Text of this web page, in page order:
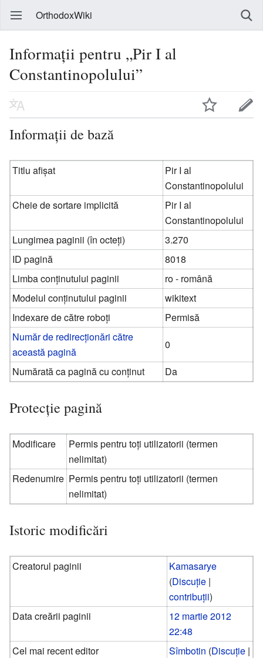
OrthodoxWiki
Informații pentru „Pir I al
Constantinopolului”
Informații de bază
Titlu afișat
Pir I al
Constantinopolului
Cheie de sortare implicită
Pir I al
Constantinopolului
Lungimea paginii (în octeți)
3.270
ID pagină
8018
Limba conținutului paginii
ro - română
Modelul conținutului paginii
wikitext
Indexare de către roboți
Permisă
Număr de redirecționări către
această pagină
0
Numărată ca pagină cu conținut
Da
Protecție pagină
Modificare
Permis pentru toți utilizatorii (termen
nelimitat)
Redenumire Permis pentru toți utilizatorii (termen
nelimitat)
Istoric modificări
Creatorul paginii
Kamasarye
(Discuție |
contribuții)
Data creării paginii
12 martie 2012
22:48
Cel mai recent editor
Sîmbotin (Discuție |